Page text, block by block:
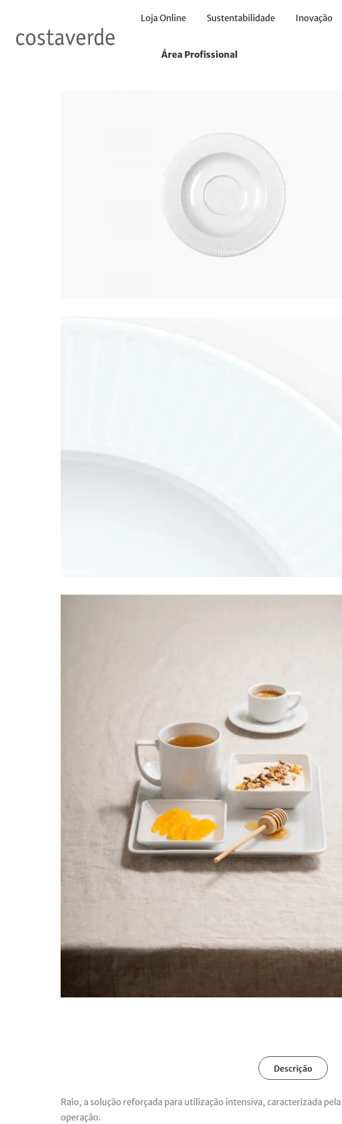
Loja Online Sustentabilidade Inovação
Área Profissional
Descrição
Raio, a solução reforçada para utilização intensiva, caracterizada
operação.